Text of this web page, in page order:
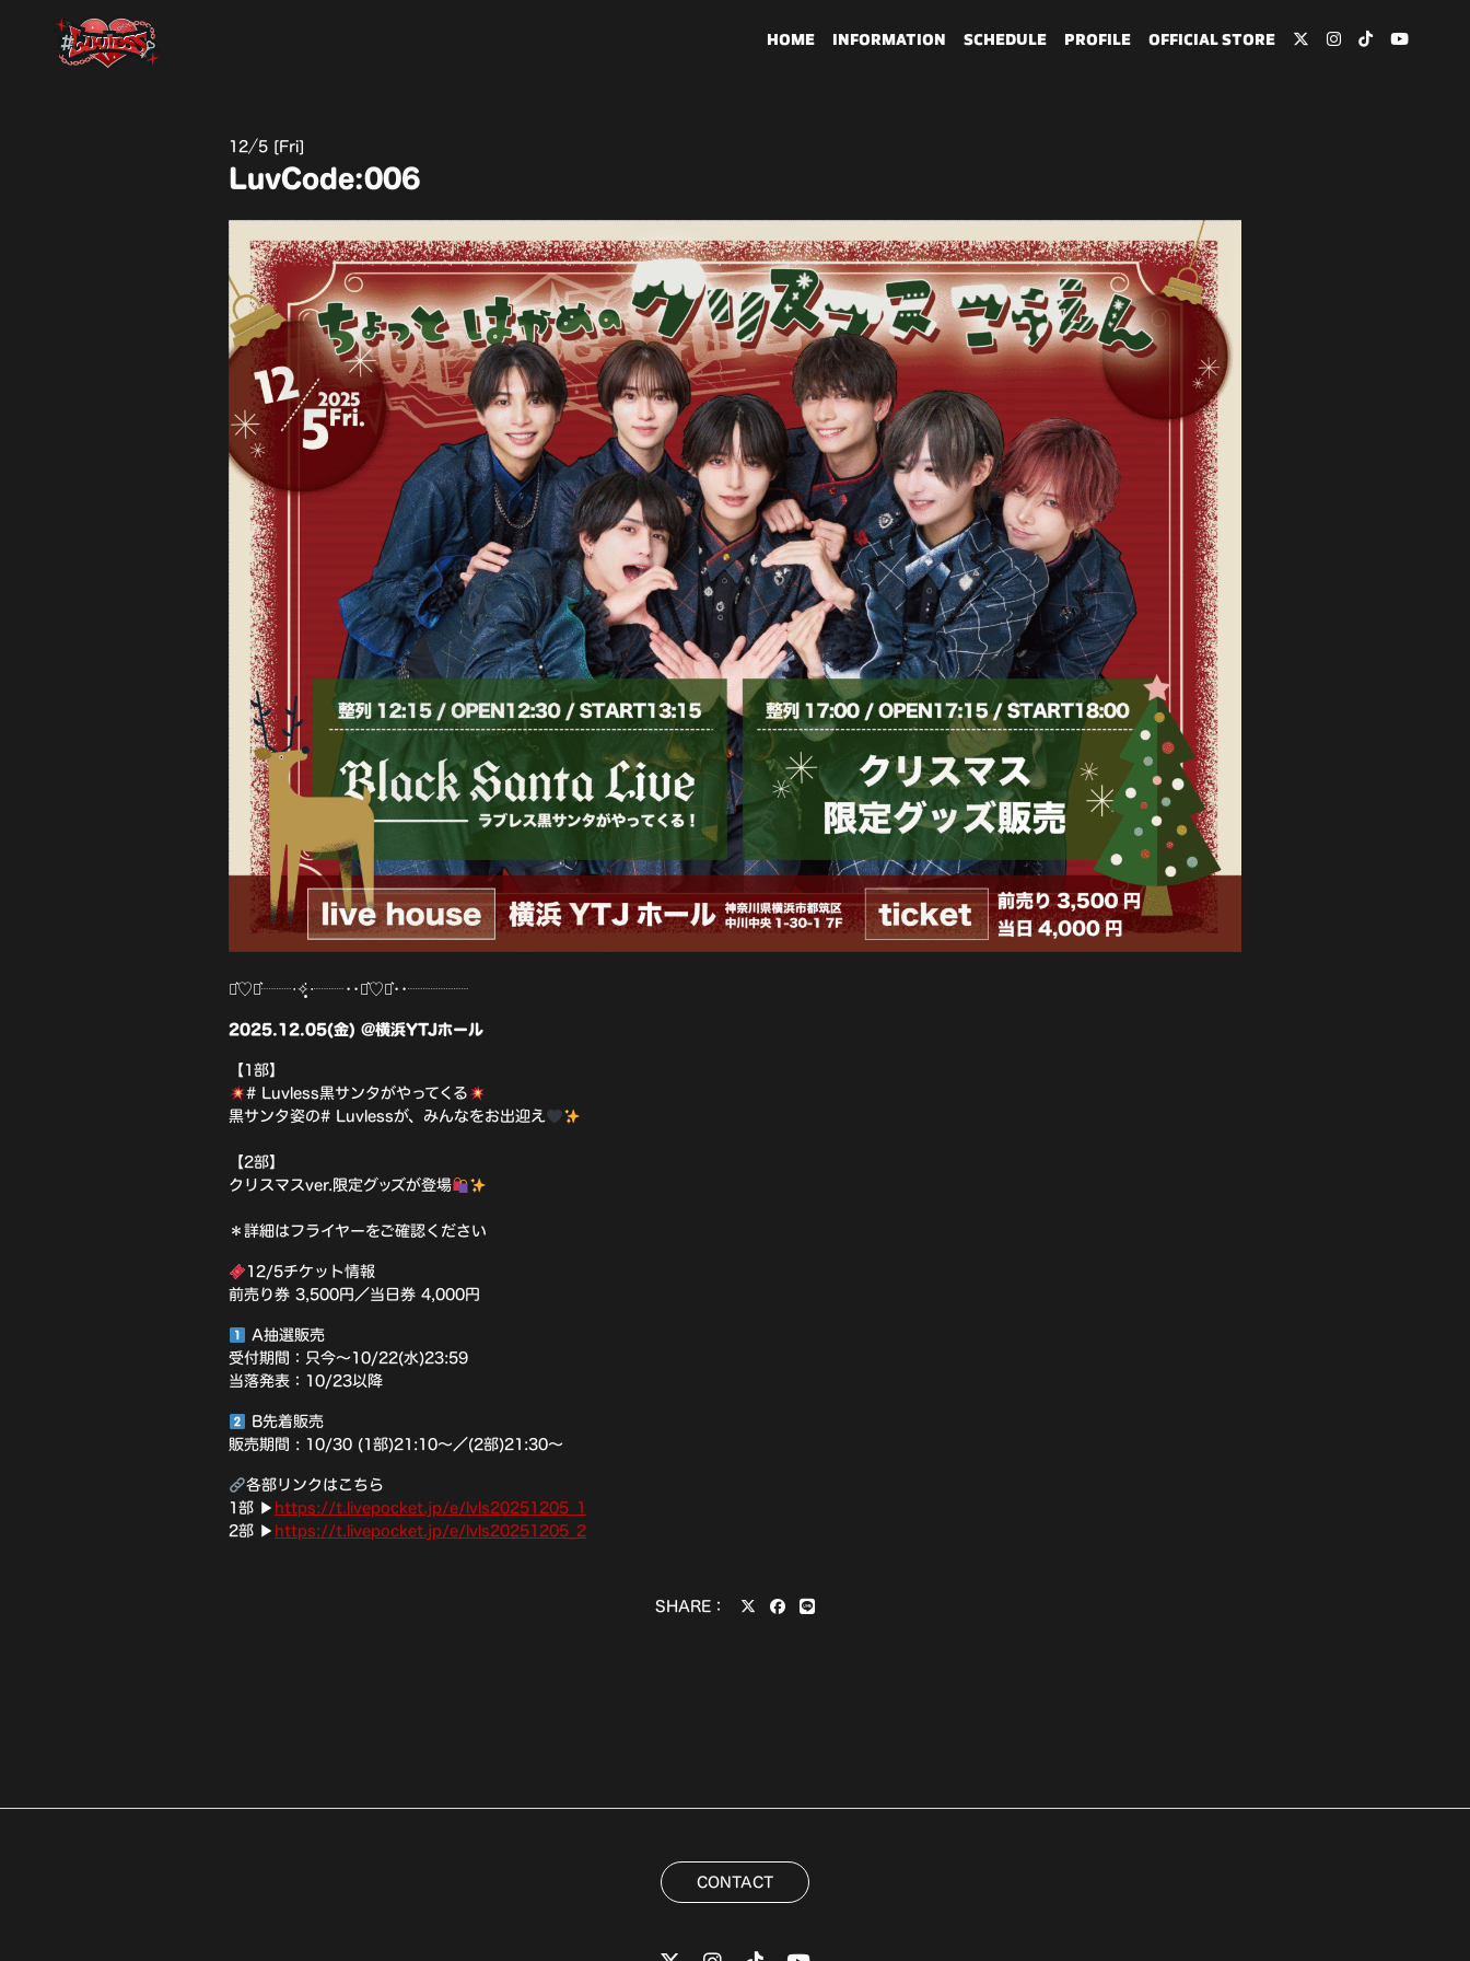
HOME INFORMATION SCHEDULE PROFILE OFFICIAL STORE
12 5 [Fri]
LuvCode:006
⋆͛♡⋆͛┈┈‧✧̣̥̇‧┈┈••⋆͛♡⋆͛••┈┈┈┈
2025.12.05(金) @横浜YTJホール
【1部】
# Luvless黒サンタがやってくる
黒サンタ姿の# Luvlessが、みんなをお出迎え
【2部】
クリスマスver.限定グッズが登場
＊詳細はフライヤーをご確認ください
12/5チケット情報
前売り券 3,500円／当日券 4,000円
A抽選販売
受付期間：只今〜10/22(水)23:59
当落発表：10/23以降
B先着販売
販売期間 : 10/30 (1部)21:10〜／(2部)21:30〜
各部リンクはこちら
1部 ▶︎ https://t.livepocket.jp/e/lvls20251205_1
2部 ▶︎ https://t.livepocket.jp/e/lvls20251205_2
SHARE：
CONTACT